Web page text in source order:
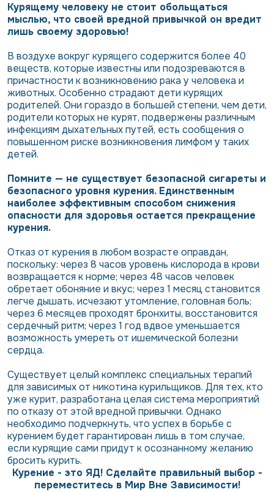
Курящему человеку не стоит обольщаться
мыслью, что своей вредной привычкой он вредит
лишь своему здоровью!
В воздухе вокруг курящего содержится более 40
веществ, которые известны или подозреваются в
причастности к возникновению рака у человека и
животных. Особенно страдают дети курящих
родителей. Они гораздо в большей степени, чем дети,
родители которых не курят, подвержены различным
инфекциям дыхательных путей, есть сообщения о
повышенном риске возникновения лимфом у таких
детей.
Помните — не существует безопасной сигареты и
безопасного уровня курения. Единственным
наиболее эффективным способом снижения
опасности для здоровья остается прекращение
курения.
Отказ от курения в любом возрасте оправдан,
поскольку: через 8 часов уровень кислорода в крови
возвращается к норме; через 48 часов человек
обретает обоняние и вкус; через 1 месяц становится
легче дышать, исчезают утомление, головная боль;
через 6 месяцев проходят бронхиты, восстановится
сердечный ритм; через 1 год вдвое уменьшается
возможность умереть от ишемической болезни
сердца.
Существует целый комплекс специальных терапий
для зависимых от никотина курильщиков. Для тех, кто
уже курит, разработана целая система мероприятий
по отказу от этой вредной привычки. Однако
необходимо подчеркнуть, что успех в борьбе с
курением будет гарантирован лишь в том случае,
если курящие сами придут к осознанному желанию
бросить курить.
Курение - это ЯД! Сделайте правильный выбор -
переместитесь в Мир Вне Зависимости!